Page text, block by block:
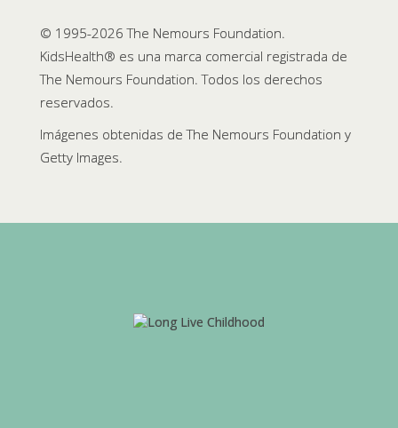
© 1995-2026 The Nemours Foundation.
KidsHealth® es una marca comercial registrada de
The Nemours Foundation. Todos los derechos
reservados.
Imágenes obtenidas de The Nemours Foundation y
Getty Images.